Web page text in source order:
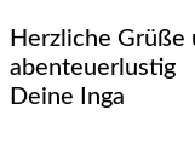
Herzliche
abenteuerlustig
Deine Inga